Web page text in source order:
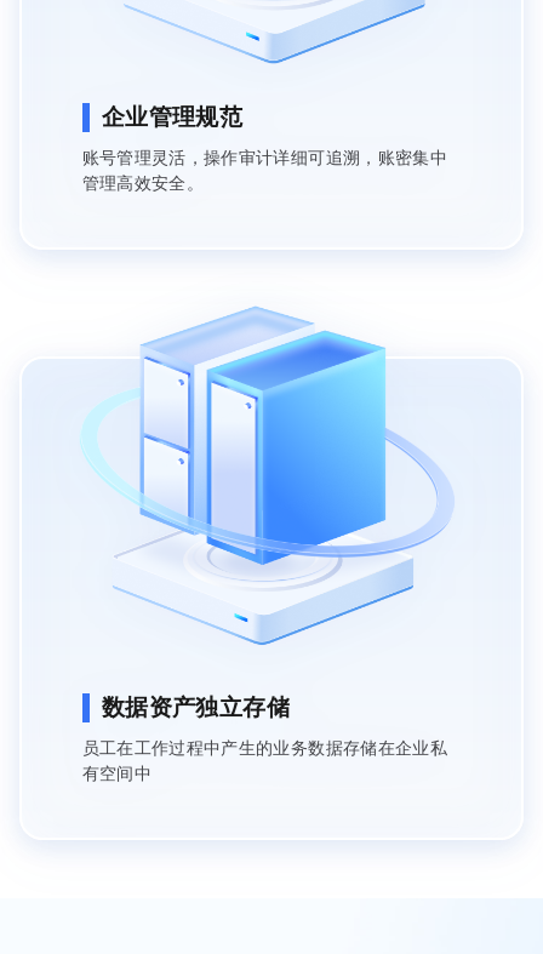
企业管理规范
账号管理灵活，操作审计详细可追溯，账密集中
管理高效安全。
数据资产独立存储
员工在工作过程中产生的业务数据存储在企业私
有空间中